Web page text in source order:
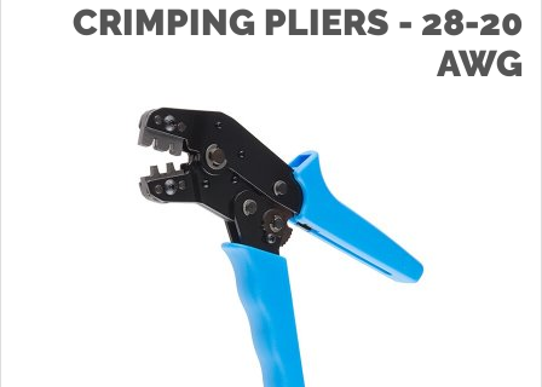
CRIMPING PLIERS - 28-20
AWG